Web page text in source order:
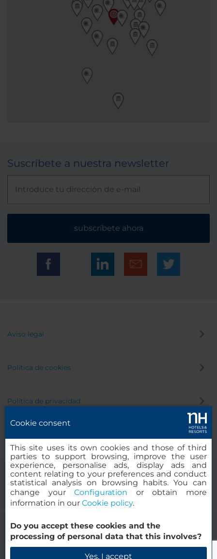
Suscríbete a nuestra newsletter
subscríbete ahora
Aviso legal
Política de cookies
Política de privacidad
© 2000-2026 MINOR HOTELS EUROPE & AMERICAS Santa Engracia,
120. 28003 Madrid, España
Cookie consent
This site uses its own cookies and those of third
parties to support browsing, improve the user
experience, personalise ads, display ads and
content relating to your preferences and conduct
statistical analysis on browsing habits. You can
change yourConfiguration or obtain more
information in our Cookie policy.
Do you accept these cookies and the
processing of personal data that this involves?
Yes, I accept